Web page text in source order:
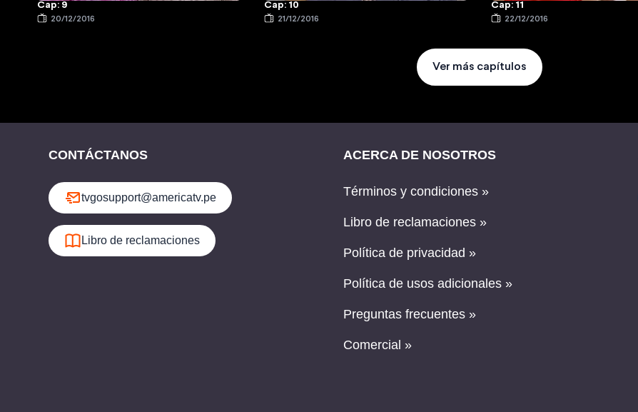
Cap: 9
20/12/2016
Cap: 10
21/12/2016
Cap: 11
22/12/2016
Ver más capítulos
CONTÁCTANOS
tvgosupport@americatv.pe
Libro de reclamaciones
ACERCA DE NOSOTROS
Términos y condiciones »
Libro de reclamaciones »
Política de privacidad »
Política de usos adicionales »
Preguntas frecuentes »
Comercial »